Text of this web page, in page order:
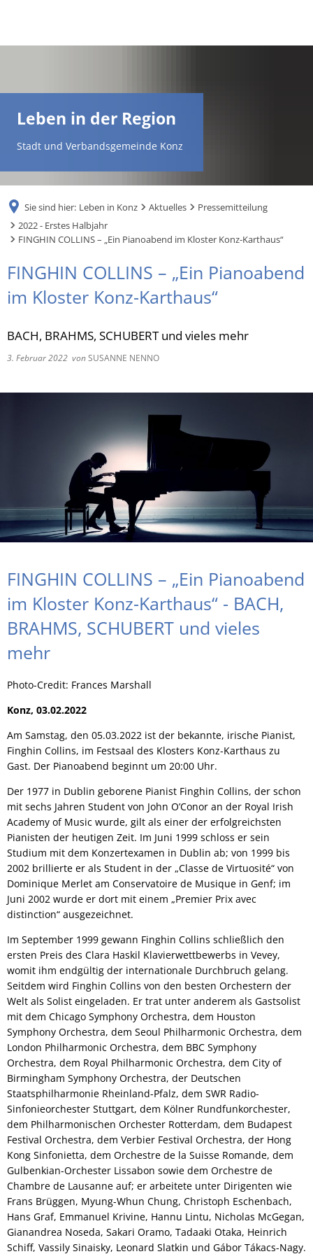
RU
Leben in der Region
Stadt und Verbandsgemeinde Konz
Sie sind hier: Leben in Konz Aktuelles
Pressemitteilung
2022 - Erstes Halbjahr
FINGHIN COLLINS – „Ein Pianoabend im Kloster Konz-Karthaus“
FINGHIN COLLINS – „Ein Pianoabend
im Kloster Konz-Karthaus“
BACH, BRAHMS, SCHUBERT und vieles mehr
3. Februar 2022 vonSUSANNE NENNO
FINGHIN COLLINS – „Ein Pianoabend
im Kloster Konz-Karthaus“ - BACH,
BRAHMS, SCHUBERT und vieles
mehr
Photo-Credit: Frances Marshall
Konz, 03.02.2022
Am Samstag, den 05.03.2022 ist der bekannte, irische Pianist,
Finghin Collins, im Festsaal des Klosters Konz-Karthaus zu
Gast. Der Pianoabend beginnt um 20:00 Uhr.
Der 1977 in Dublin geborene Pianist Finghin Collins, der schon
mit sechs Jahren Student von John O’Conor an der Royal Irish
Academy of Music wurde, gilt als einer der erfolgreichsten
Pianisten der heutigen Zeit. Im Juni 1999 schloss er sein
Studium mit dem Konzertexamen in Dublin ab; von 1999 bis
2002 brillierte er als Student in der „Classe de Virtuosité“ von
Dominique Merlet am Conservatoire de Musique in Genf; im
Juni 2002 wurde er dort mit einem „Premier Prix avec
distinction“ ausgezeichnet.
Im September 1999 gewann Finghin Collins schließlich den
ersten Preis des Clara Haskil Klavierwettbewerbs in Vevey,
womit ihm endgültig der internationale Durchbruch gelang.
Seitdem wird Finghin Collins von den besten Orchestern der
Welt als Solist eingeladen. Er trat unter anderem als Gastsolist
mit dem Chicago Symphony Orchestra, dem Houston
Symphony Orchestra, dem Seoul Philharmonic Orchestra, dem
London Philharmonic Orchestra, dem BBC Symphony
Orchestra, dem Royal Philharmonic Orchestra, dem City of
Birmingham Symphony Orchestra, der Deutschen
Staatsphilharmonie Rheinland-Pfalz, dem SWR Radio-
Sinfonieorchester Stuttgart, dem Kölner Rundfunkorchester,
dem Philharmonischen Orchester Rotterdam, dem Budapest
Festival Orchestra, dem Verbier Festival Orchestra, der Hong
Kong Sinfonietta, dem Orchestre de la Suisse Romande, dem
Gulbenkian-Orchester Lissabon sowie dem Orchestre de
Chambre de Lausanne auf; er arbeitete unter Dirigenten wie
Frans Brüggen, Myung-Whun Chung, Christoph Eschenbach,
Hans Graf, Emmanuel Krivine, Hannu Lintu, Nicholas McGegan,
Gianandrea Noseda, Sakari Oramo, Tadaaki Otaka, Heinrich
Schiff, Vassily Sinaisky, Leonard Slatkin und Gábor Tákacs-Nagy.